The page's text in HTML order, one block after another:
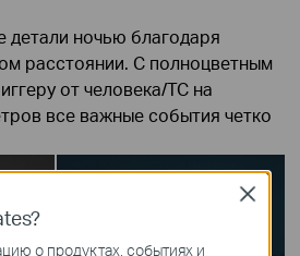
детали ночью благодаря
расстоянии. С полноцветным
от человека/ТС на
все важные события четко
о продуктах, событиях и
Close